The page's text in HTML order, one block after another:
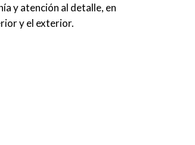
y atención al detalle, en
y el exterior.